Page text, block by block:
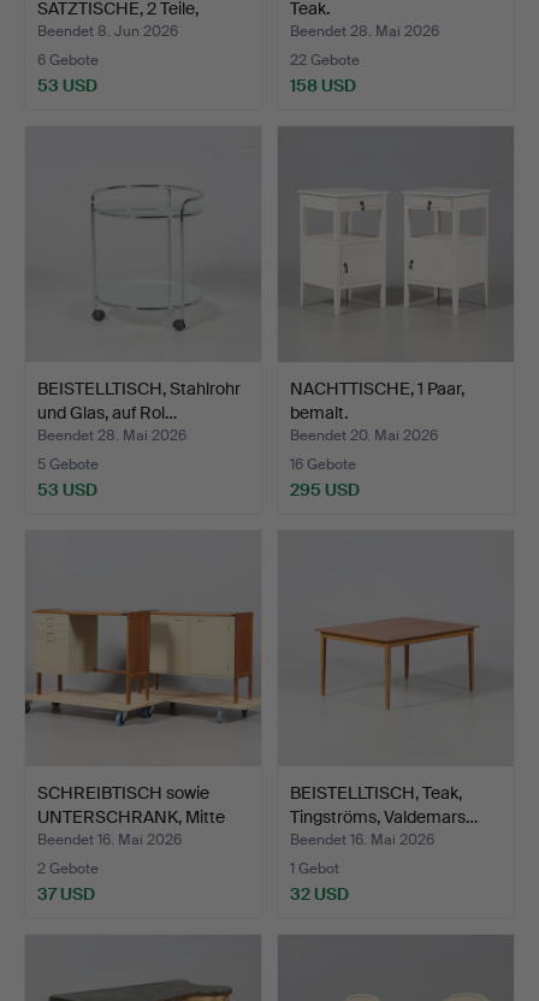
SATZTISCHE, 2 Teile,
Heltbo…
Beendet 8. Jun 2026
6 Gebote
53 USD
Teak.
Beendet 28. Mai 2026
22 Gebote
158 USD
BEISTELLTISCH, Stahlrohr
und Glas, auf Rol…
Beendet 28. Mai 2026
5 Gebote
53 USD
NACHTTISCHE, 1 Paar,
bemalt.
Beendet 20. Mai 2026
16 Gebote
295 USD
SCHREIBTISCH sowie
UNTERSCHRANK, Mitte
des…
Beendet 16. Mai 2026
2 Gebote
37 USD
BEISTELLTISCH, Teak,
Tingströms, Valdemars…
Beendet 16. Mai 2026
1 Gebot
32 USD